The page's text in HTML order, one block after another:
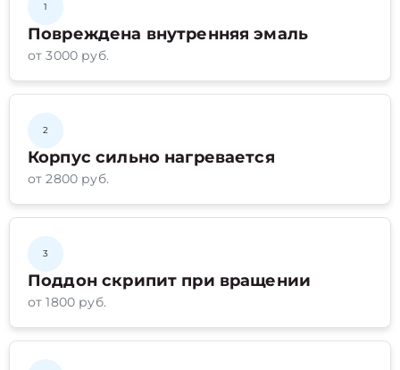
1
Повреждена внутренняя эмаль
от 3000 руб.
2
Корпус сильно нагревается
от 2800 руб.
3
Поддон скрипит при вращении
от 1800 руб.